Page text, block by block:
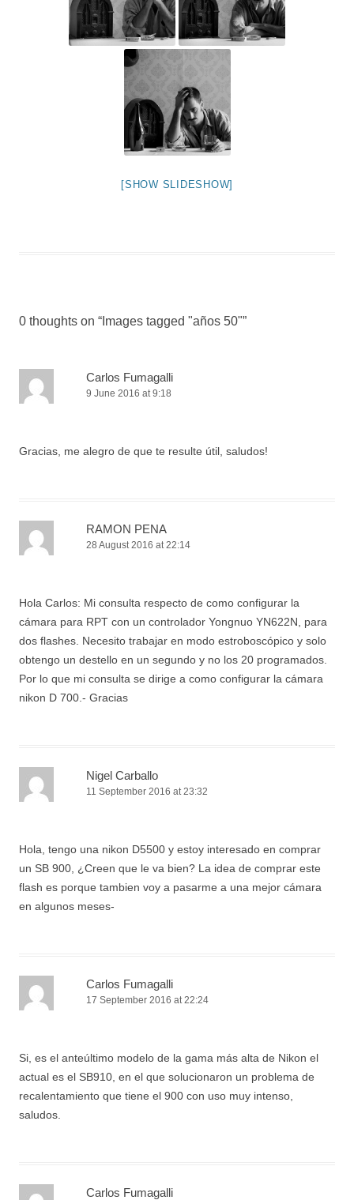
[SHOW SLIDESHOW]
0 thoughts on “ Images tagged "años 50"”
Carlos Fumagalli
9 June 2016 at 9:18
Gracias, me alegro de que te resulte útil, saludos!
RAMON PENA
28 August 2016 at 22:14
Hola Carlos: Mi consulta respecto de como configurar la
cámara para RPT con un controlador Yongnuo YN622N, para
dos flashes. Necesito trabajar en modo estroboscópico y solo
obtengo un destello en un segundo y no los 20 programados.
Por lo que mi consulta se dirige a como configurar la cámara
nikon D 700.- Gracias
Nigel Carballo
11 September 2016 at 23:32
Hola, tengo una nikon D5500 y estoy interesado en comprar
un SB 900, ¿Creen que le va bien? La idea de comprar este
flash es porque tambien voy a pasarme a una mejor cámara
en algunos meses-
Carlos Fumagalli
17 September 2016 at 22:24
Si, es el anteúltimo modelo de la gama más alta de Nikon el
actual es el SB910, en el que solucionaron un problema de
recalentamiento que tiene el 900 con uso muy intenso,
saludos.
Carlos Fumagalli